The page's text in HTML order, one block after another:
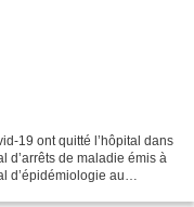
19 ont quitté l’hôpital dans
d’arrêts de maladie émis à
d’épidémiologie au